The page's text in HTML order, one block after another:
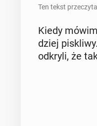
Ten tekst
Kiedy
dziej
odkryli, że